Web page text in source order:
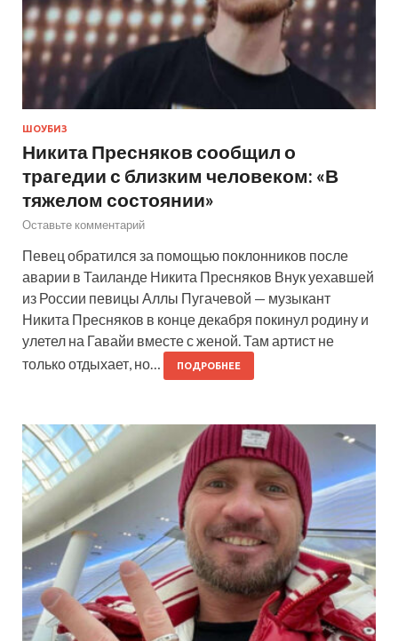
ШОУБИЗ
Никита Пресняков сообщил о
трагедии с близким человеком: «В
тяжелом состоянии»
Оставьте комментарий
Певец обратился за помощью поклонников после
аварии в Таиланде Никита Пресняков Внук уехавшей
из России певицы Аллы Пугачевой — музыкант
Никита Пресняков в конце декабря покинул родину и
улетел на Гавайи вместе с женой. Там артист не
только отдыхает, но…
ПОДРОБНЕЕ